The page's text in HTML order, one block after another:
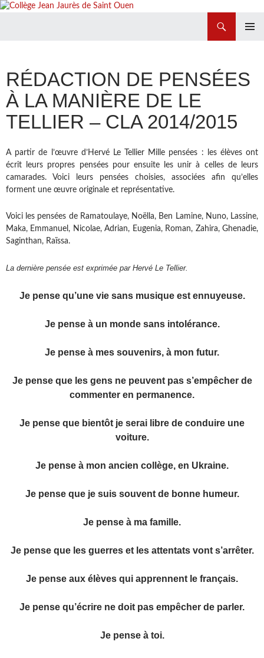
RÉDACTION DE PENSÉES
À LA MANIÈRE DE LE
TELLIER – CLA 2014/2015
A partir de l’œuvre d’Hervé Le Tellier Mille pensées : les élèves ont
écrit leurs propres pensées pour ensuite les unir à celles de leurs
camarades. Voici leurs pensées choisies, associées afin qu’elles
forment une œuvre originale et représentative.
Voici les pensées de Ramatoulaye, Noëlla, Ben Lamine, Nuno, Lassine,
Maka, Emmanuel, Nicolae, Adrian, Eugenia, Roman, Zahira, Ghenadie,
Saginthan, Raïssa.
La dernière pensée est exprimée par Hervé Le Tellier.
Je pense qu’une vie sans musique est ennuyeuse.
Je pense à un monde sans intolérance.
Je pense à mes souvenirs, à mon futur.
Je pense que les gens ne peuvent pas s’empêcher de
commenter en permanence.
Je pense que bientôt je serai libre de conduire une
voiture.
Je pense à mon ancien collège, en Ukraine.
Je pense que je suis souvent de bonne humeur.
Je pense à ma famille.
Je pense que les guerres et les attentats vont s’arrêter.
Je pense aux élèves qui apprennent le français.
Je pense qu’écrire ne doit pas empêcher de parler.
Je pense à toi.